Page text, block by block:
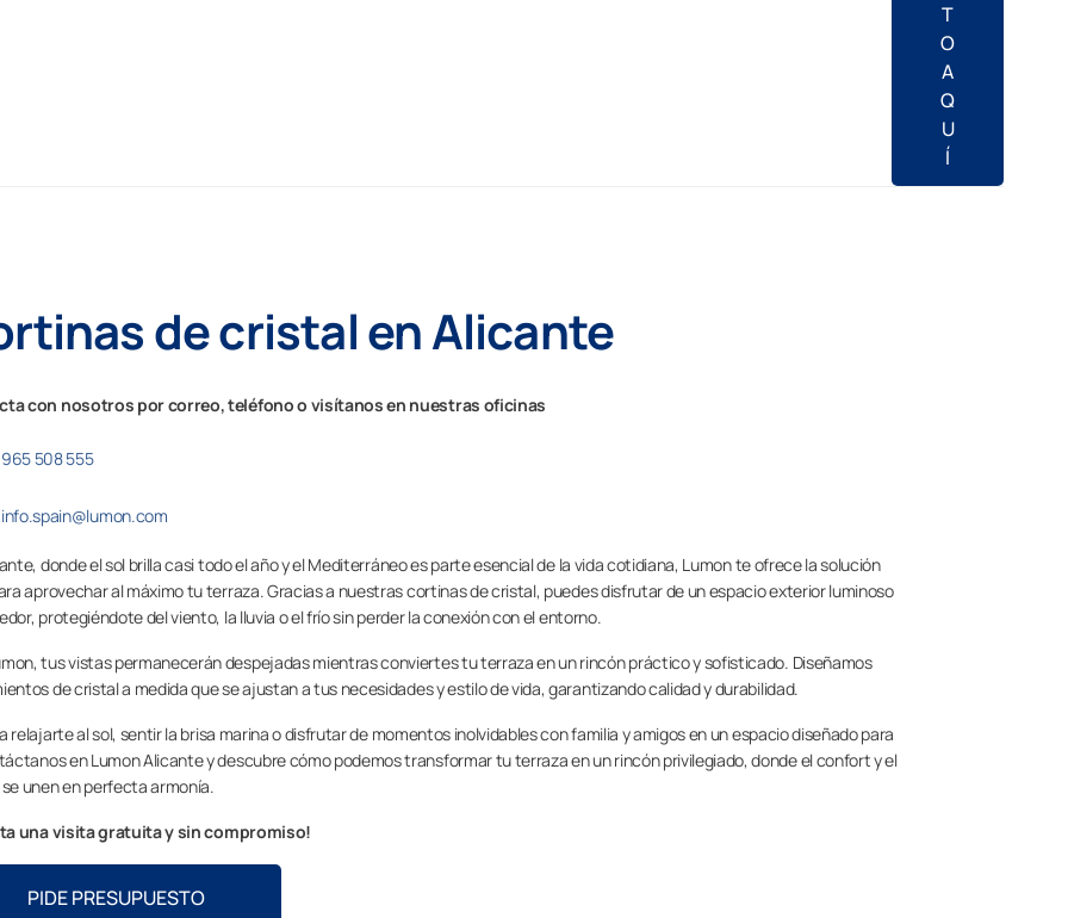
T
O
A
Q
U
Í
de cristal en Alicante
con nosotros por correo, teléfono o visítanos en nuestras oficinas
965 508 555
info.spain@lumon.com
donde el sol brilla casi todo el año y el Mediterráneo es parte esencial de la vida cotidiana, Lumon te ofrece la solución
aprovechar al máximo tu terraza. Gracias a nuestras cortinas de cristal, puedes disfrutar de un espacio exterior luminoso
protegiéndote del viento, la lluvia o el frío sin perder la conexión con el entorno.
tus vistas permanecerán despejadas mientras conviertes tu terraza en un rincón práctico y sofisticado. Diseñamos
de cristal a medida que se ajustan a tus necesidades y estilo de vida, garantizando calidad y durabilidad.
relajarte al sol, sentir la brisa marina o disfrutar de momentos inolvidables con familia y amigos en un espacio diseñado para
en Lumon Alicante y descubre cómo podemos transformar tu terraza en un rincón privilegiado, donde el confort y el
unen en perfecta armonía.
una visita gratuita y sin compromiso!
PIDE PRESUPUESTO